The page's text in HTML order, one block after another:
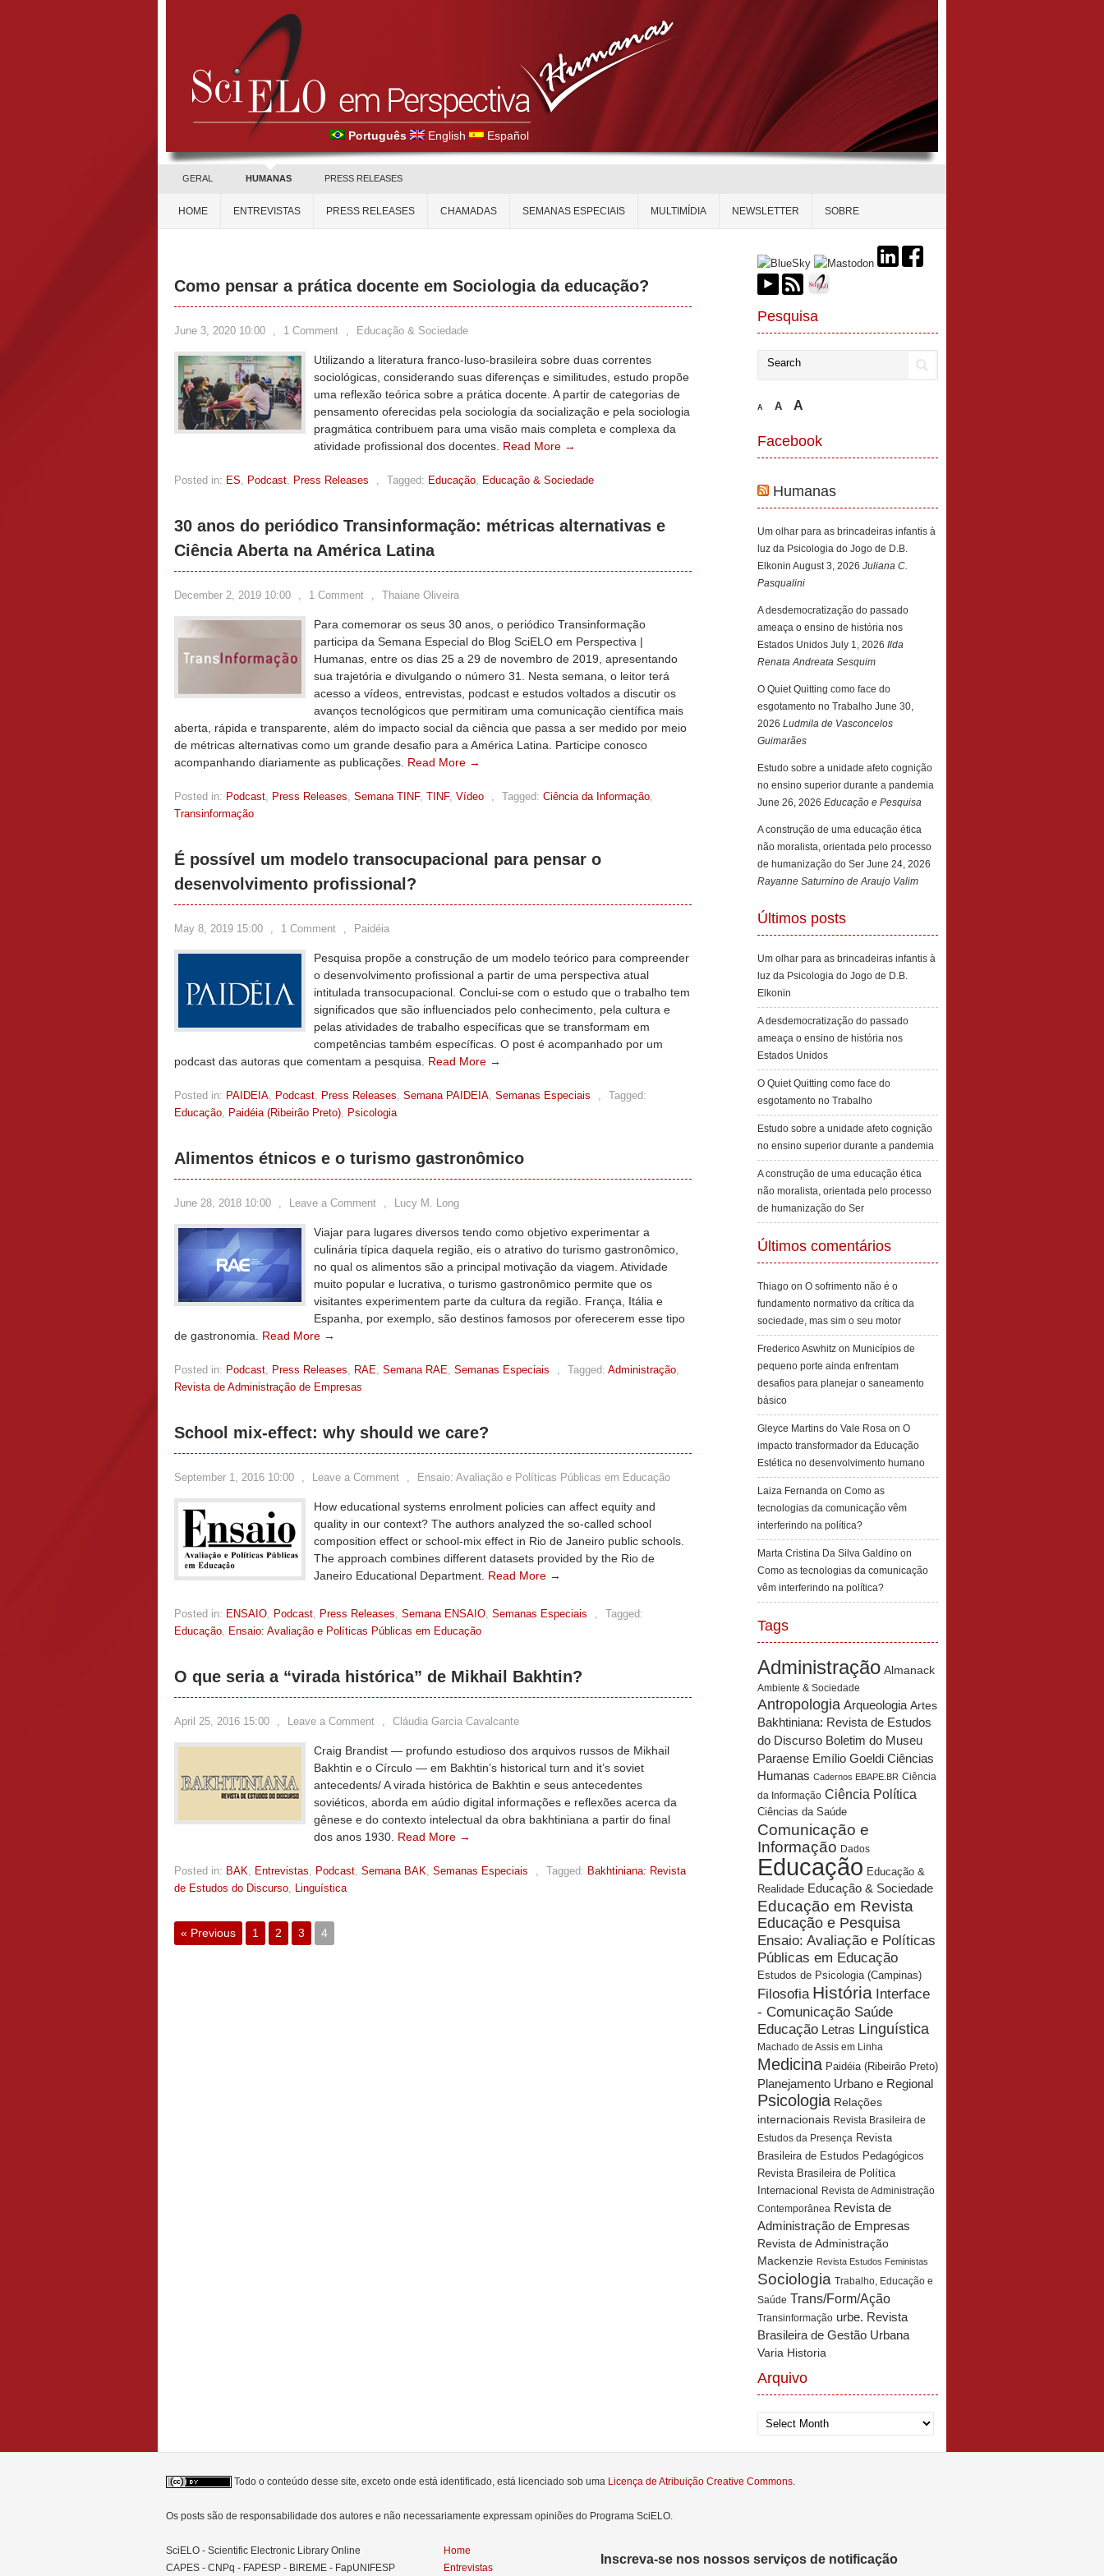
Português English Español
GERAL HUMANAS PRESS RELEASES
HOME ENTREVISTAS PRESS RELEASES CHAMADAS SEMANAS ESPECIAIS MULTIMÍDIA NEWSLETTER SOBRE
Como pensar a prática docente em Sociologia da educação?
June 3, 2020 10:00 , 1 Comment , Educação & Sociedade
Utilizando a literatura franco-luso-brasileira sobre duas correntes
sociológicas, considerando suas diferenças e similitudes, estudo propõe
uma reflexão teórica sobre a prática docente. A partir de categorias de
pensamento oferecidas pela sociologia da socialização e pela sociologia
pragmática contribuem para uma visão mais completa e complexa da
atividade profissional dos docentes. Read More →
Posted in: ES, Podcast, Press Releases , Tagged: Educação, Educação & Sociedade
30 anos do periódico Transinformação: métricas alternativas e
Ciência Aberta na América Latina
December 2, 2019 10:00 , 1 Comment , Thaiane Oliveira
Para comemorar os seus 30 anos, o periódico Transinformação
participa da Semana Especial do Blog SciELO em Perspectiva |
Humanas, entre os dias 25 a 29 de novembro de 2019, apresentando
sua trajetória e divulgando o número 31. Nesta semana, o leitor terá
acesso a vídeos, entrevistas, podcast e estudos voltados a discutir os
avanços tecnológicos que permitiram uma comunicação científica mais
aberta, rápida e transparente, além do impacto social da ciência que passa a ser medido por meio
de métricas alternativas como um grande desafio para a América Latina. Participe conosco
acompanhando diariamente as publicações. Read More →
Posted in: Podcast, Press Releases, Semana TINF, TINF, Vídeo , Tagged: Ciência da Informação,
Transinformação
É possível um modelo transocupacional para pensar o
desenvolvimento profissional?
May 8, 2019 15:00 , 1 Comment , Paidéia
Pesquisa propõe a construção de um modelo teórico para compreender
o desenvolvimento profissional a partir de uma perspectiva atual
intitulada transocupacional. Conclui-se com o estudo que o trabalho tem
significados que são influenciados pelo conhecimento, pela cultura e
pelas atividades de trabalho específicas que se transformam em
competências também específicas. O post é acompanhado por um
podcast das autoras que comentam a pesquisa. Read More →
Posted in: PAIDEIA, Podcast, Press Releases, Semana PAIDEIA, Semanas Especiais ,
Tagged:
Educação, Paidéia (Ribeirão Preto), Psicologia
Alimentos étnicos e o turismo gastronômico
June 28, 2018 10:00 , Leave a Comment , Lucy M. Long
Viajar para lugares diversos tendo como objetivo experimentar a
culinária típica daquela região, eis o atrativo do turismo gastronômico,
no qual os alimentos são a principal motivação da viagem. Atividade
muito popular e lucrativa, o turismo gastronômico permite que os
visitantes experimentem parte da cultura da região. França, Itália e
Espanha, por exemplo, são destinos famosos por oferecerem esse tipo
de gastronomia. Read More →
Posted in: Podcast, Press Releases, RAE, Semana RAE, Semanas Especiais , Tagged: Administração,
Revista de Administração de Empresas
School mix-effect: why should we care?
September 1, 2016 10:00 , Leave a Comment , Ensaio: Avaliação e Políticas Públicas em Educação
How educational systems enrolment policies can affect equity and
quality in our context? The authors analyzed the so-called school
composition effect or school-mix effect in Rio de Janeiro public schools.
The approach combines different datasets provided by the Rio de
Janeiro Educational Department. Read More →
Posted in: ENSAIO, Podcast, Press Releases, Semana ENSAIO, Semanas Especiais ,
Tagged:
Educação, Ensaio: Avaliação e Políticas Públicas em Educação
O que seria a “virada histórica” de Mikhail Bakhtin?
April 25, 2016 15:00 , Leave a Comment , Cláudia Garcia Cavalcante
Craig Brandist — profundo estudioso dos arquivos russos de Mikhail
Bakhtin e o Círculo — em Bakhtin’s historical turn and it’s soviet
antecedents/ A virada histórica de Bakhtin e seus antecedentes
soviéticos, aborda em aúdio digital informações e reflexões acerca da
gênese e do contexto intelectual da obra bakhtiniana a partir do final
dos anos 1930. Read More →
Posted in: BAK, Entrevistas, Podcast, Semana BAK, Semanas Especiais , Tagged: Bakhtiniana: Revista
de Estudos do Discurso, Linguística
« Previous 1 2 3 4
Pesquisa
A A A
Facebook
Humanas
Um olhar para as brincadeiras infantis à
luz da Psicologia do Jogo de D.B.
Elkonin August 3, 2026 Juliana C.
Pasqualini
A desdemocratização do passado
ameaça o ensino de história nos
Estados Unidos July 1, 2026 Ilda
Renata Andreata Sesquim
O Quiet Quitting como face do
esgotamento no Trabalho June 30,
2026 Ludmila de Vasconcelos
Guimarães
Estudo sobre a unidade afeto cognição
no ensino superior durante a pandemia
June 26, 2026 Educação e Pesquisa
A construção de uma educação ética
não moralista, orientada pelo processo
de humanização do Ser June 24, 2026
Rayanne Saturnino de Araujo Valim
Últimos posts
Um olhar para as brincadeiras infantis à
luz da Psicologia do Jogo de D.B.
Elkonin
A desdemocratização do passado
ameaça o ensino de história nos
Estados Unidos
O Quiet Quitting como face do
esgotamento no Trabalho
Estudo sobre a unidade afeto cognição
no ensino superior durante a pandemia
A construção de uma educação ética
não moralista, orientada pelo processo
de humanização do Ser
Últimos comentários
Thiago on O sofrimento não é o
fundamento normativo da crítica da
sociedade, mas sim o seu motor
Frederico Aswhitz on Municípios de
pequeno porte ainda enfrentam
desafios para planejar o saneamento
básico
Gleyce Martins do Vale Rosa on O
impacto transformador da Educação
Estética no desenvolvimento humano
Laiza Fernanda on Como as
tecnologias da comunicação vêm
interferindo na política?
Marta Cristina Da Silva Galdino on
Como as tecnologias da comunicação
vêm interferindo na política?
Tags
Administração Almanack
Ambiente & Sociedade
Antropologia Arqueologia Artes
Bakhtiniana: Revista de Estudos
do Discurso Boletim do Museu
Paraense Emílio Goeldi Ciências
Humanas Cadernos EBAPE.BR Ciência
da Informação Ciência Política
Ciências da Saúde
Comunicação e
Informação Dados
Educação Educação &
Realidade Educação & Sociedade
Educação em Revista
Educação e Pesquisa
Ensaio: Avaliação e Políticas
Públicas em Educação
Estudos de Psicologia (Campinas)
Filosofia História Interface
- Comunicação Saúde
Educação Letras Linguística
Machado de Assis em Linha
Medicina Paidéia (Ribeirão Preto)
Planejamento Urbano e Regional
Psicologia Relações
internacionais Revista Brasileira de
Estudos da Presença Revista
Brasileira de Estudos Pedagógicos
Revista Brasileira de Política
Internacional Revista de Administração
Contemporânea Revista de
Administração de Empresas
Revista de Administração
Mackenzie Revista Estudos Feministas
Sociologia Trabalho, Educação e
Saúde Trans/Form/Ação
Transinformação urbe. Revista
Brasileira de Gestão Urbana
Varia Historia
Arquivo
Arquivo
Todo o conteúdo desse site, exceto onde está identificado, está licenciado sob uma Licença de Atribuição Creative Commons.
Os posts são de responsabilidade dos autores e não necessariamente expressam opiniões do Programa SciELO.
SciELO - Scientific Electronic Library Online
CAPES - CNPq - FAPESP - BIREME - FapUNIFESP
Home
Entrevistas
Inscreva-se nos nossos serviços de notificação